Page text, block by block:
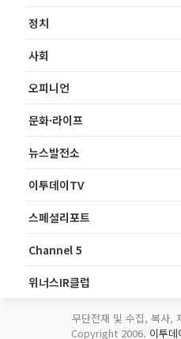
정치
사회
오피니언
문화·라이프
뉴스발전소
이투데이TV
스페셜리포트
Channel 5
위너스IR클럽
무단전재 및 수집, 복사,
Copyright 2006. 이투데